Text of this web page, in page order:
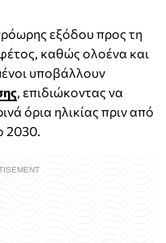
εξόδου προς τη
καθώς ολοένα και
υποβάλλουν
, επιδιώκοντας να
όρια ηλικίας πριν από
2030.